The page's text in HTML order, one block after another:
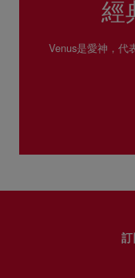
經
Venus是愛神，代